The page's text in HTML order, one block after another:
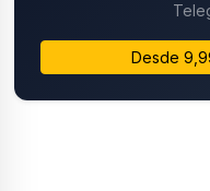
Desde